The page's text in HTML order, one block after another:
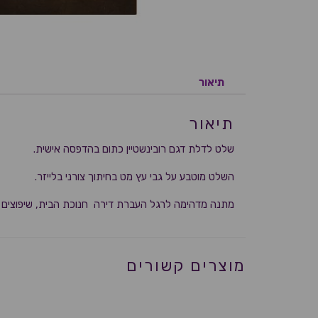
תיאור
תיאור
שלט לדלת דגם רובינשטיין כתום בהדפסה אישית.
השלט מוטבע על גבי עץ מט בחיתוך צורני בלייזר.
מתנה מדהימה לרגל העברת דירה חנוכת הבית, שיפוצים
מוצרים קשורים